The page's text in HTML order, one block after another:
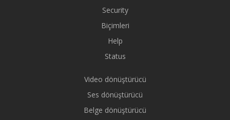
Security
Biçimleri
Help
Status
Video dönüştürücü
Ses dönüştürücü
Belge dönüştürücü